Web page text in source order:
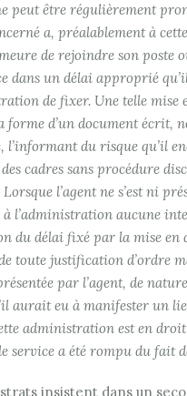
peut être régulièrement
a, préalablement à
de rejoindre son poste
dans un délai approprié
de fixer. Une telle mise
forme d’un document écrit,
l’informant du risque qu’il
cadres sans procédure
l’agent ne s’est ni
l’administration aucune
du délai fixé par la mise en
de toute justification d’ordre
par l’agent, de
aurait eu à manifester un
administration est en droit
service a été rompu du fait
insistent dans un